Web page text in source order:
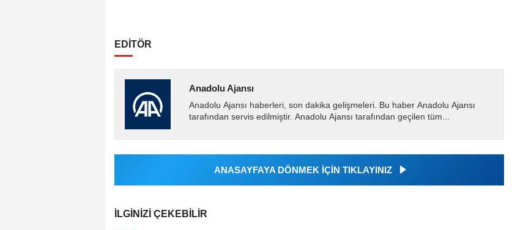
EDİTÖR
Anadolu Ajansı
Anadolu Ajansı haberleri, son dakika gelişmeleri. Bu haber Anadolu Ajansı
tarafından servis edilmiştir. Anadolu Ajansı tarafından geçilen tüm...
ANASAYFAYA DÖNMEK İÇİN TIKLAYINIZ
İLGINIZI ÇEKEBILIR